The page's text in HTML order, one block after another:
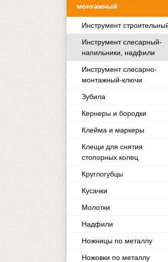
монтажный
Инструмент
Инструмент слесарный-
напильники, надфили
Инструмент слесарно-
монтажный-ключи
Зубила
Кернеры и бородки
Клейма и маркеры
Клещи для снятия
стопорных колец
Круглогубцы
Кусачки
Молотки
Надфили
Ножницы по металлу
Ножовки по металлу